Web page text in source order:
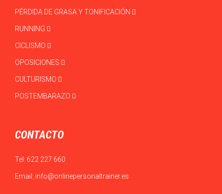
PÉRDIDA DE GRASA Y TONIFICACIÓN
RUNNING
CICLISMO
OPOSICIONES
CULTURISMO
POSTEMBARAZO
CONTACTO
Tel: 622 227 660
Email: info@onlinepersonaltrainer.es